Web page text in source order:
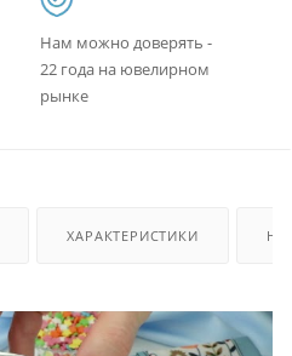
Нам можно доверять -
22 года на ювелирном
рынке
ХАРАКТЕРИСТИКИ